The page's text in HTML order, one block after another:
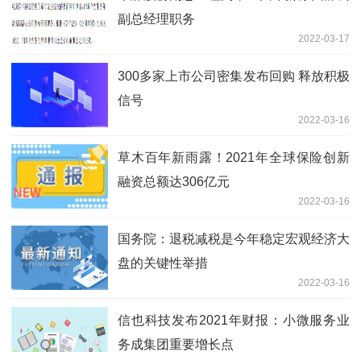
副总经理职务
2022-03-17
300多家上市公司密集发布回购 释放积极
信号
2022-03-16
草木百年新雨露！2021年全球保险创新
融资总额达306亿元
2022-03-16
国务院：退税减税是今年稳定宏观经济大
盘的关键性举措
2022-03-16
信也科技发布2021年财报：小微服务业
务成集团重要增长点